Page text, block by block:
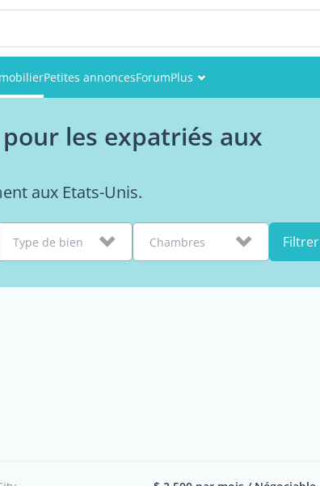
Petites annoncesForumPlus
Membres
les expatriés aux
aux Etats-Unis.
Type de bien Chambres Filtrer